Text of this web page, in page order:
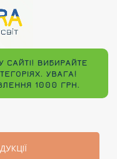
САЙТІ! ВИБИРАЙТЕ
УВАГА!
1000 ГРН.